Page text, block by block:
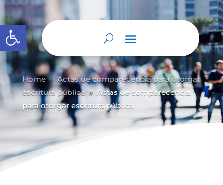
Abrir barra de herramientas
Home 9 Actas de comparecencia para otorgar
escritura pública
9 Actas de comparecencia
para otorgar escritura pública